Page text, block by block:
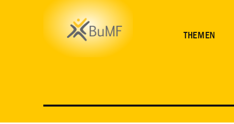
THEMEN